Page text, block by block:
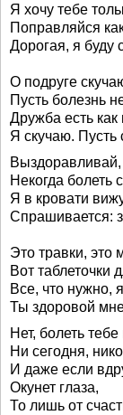
Я хочу тебе
Поправляйся
Дорогая, я буду
О подруге
Пусть болезнь
Дружба есть как
Я скучаю. Пусть
Выздоравливай,
Некогда болеть
Я в кровати
Спрашивается:
Это травки, это
Вот таблеточки
Все, что нужно,
Ты здоровой
Нет, болеть тебе
Ни сегодня,
И даже если
Окунет глаза,
То лишь от